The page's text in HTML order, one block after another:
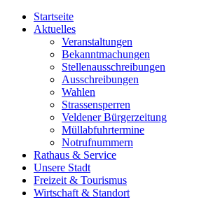
Startseite
Aktuelles
Veranstaltungen
Bekanntmachungen
Stellenausschreibungen
Ausschreibungen
Wahlen
Strassensperren
Veldener Bürgerzeitung
Müllabfuhrtermine
Notrufnummern
Rathaus & Service
Unsere Stadt
Freizeit & Tourismus
Wirtschaft & Standort